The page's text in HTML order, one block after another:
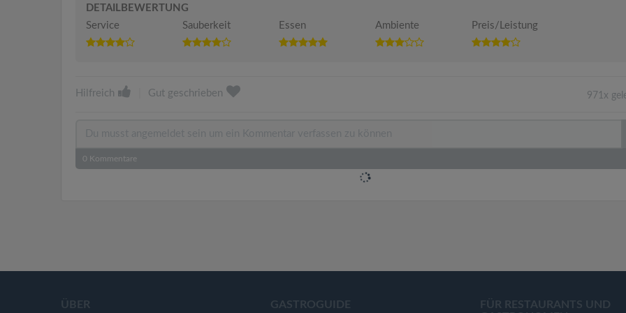
DETAILBEWERTUNG
Service
Sauberkeit Essen Ambiente Preis/Leistung
Hilfreich Gut geschrieben 971x
0 Kommentare
ÜBER GASTROGUIDE
FÜR RESTAURANTS UND